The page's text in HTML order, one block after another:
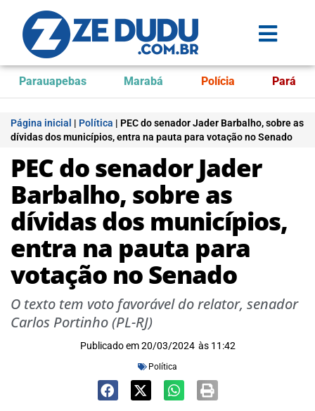
Parauapebas Marabá Polícia Pará
Página inicial | Política | PEC do senador Jader Barbalho, sobre as
dívidas dos municípios, entra na pauta para votação no Senado
PEC do senador Jader
Barbalho, sobre as
dívidas dos municípios,
entra na pauta para
votação no Senado
O texto tem voto favorável do relator, senador
Carlos Portinho (PL-RJ)
Publicado em 20/03/2024 às 11:42
Política